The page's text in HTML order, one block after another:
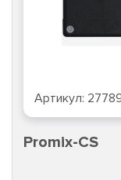
Артикул:
Promix-CS